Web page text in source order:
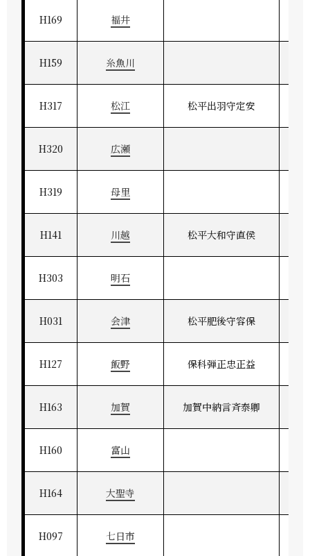
H169 福井
H159 糸魚川
H317 松江 松平出羽守定安
H320 広瀬
H319 母里
H141 川越 松平大和守直侯
H303 明石
H031 会津 松平肥後守容保
H127 飯野 保科弾正忠正益
H163 加賀 加賀中納言斉泰卿
H160 富山
H164 大聖寺
H097 七日市